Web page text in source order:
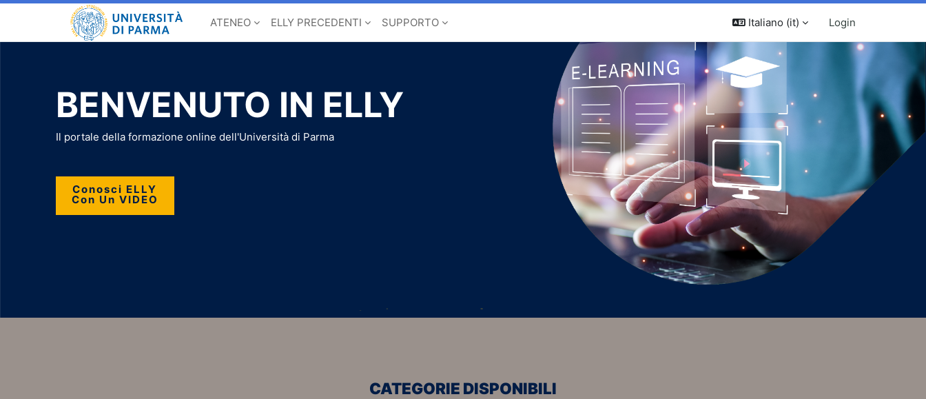
ATENEO ELLY PRECEDENTI SUPPORTO Italiano ‎(it)‎ Login
BENVENUTO IN ELLY
Il portale della formazione online dell'Università di Parma
Conosci ELLY
Con Un VIDEO
CATEGORIE DISPONIBILI